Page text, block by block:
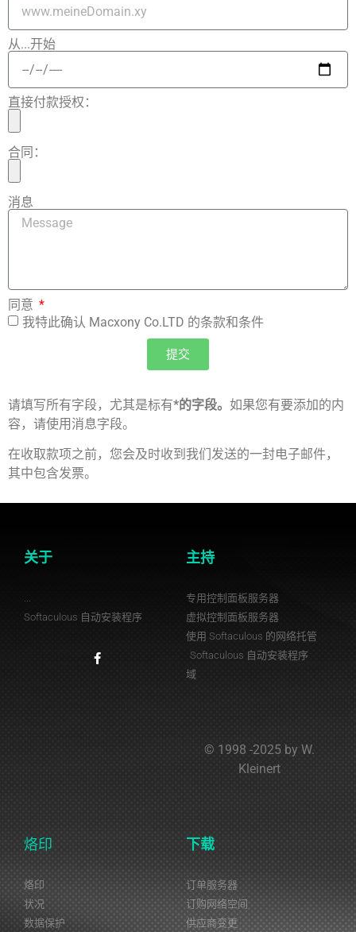
从...开始
直接付款授权：
合同：
消息
同意
我特此确认 Macxony Co.LTD 的条款和条件
提交
请填写所有字段，尤其是标有*的字段。 如果您有要添加的内
容，请使用消息字段。
在收取款项之前，您会及时收到我们发送的一封电子邮件，
其中包含发票。
关于
Softaculous 自动安装程序
主持
专用控制面板服务器
虚拟控制面板服务器
使用 Softaculous 的网络托管
Softaculous 自动安装程序
域
© 1998 -2025 by W.
Kleinert
烙印
烙印
状况
数据保护
下载
订单服务器
订购网络空间
供应商变更